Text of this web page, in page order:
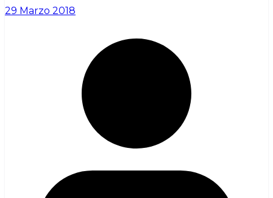
29 Marzo 2018